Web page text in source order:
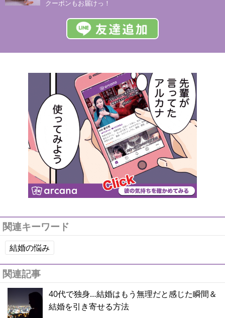
クーポンもお届けっ！
関連キーワード
結婚の悩み
関連記事
40代で独身…結婚はもう無理だと感じた瞬間＆
結婚を引き寄せる方法